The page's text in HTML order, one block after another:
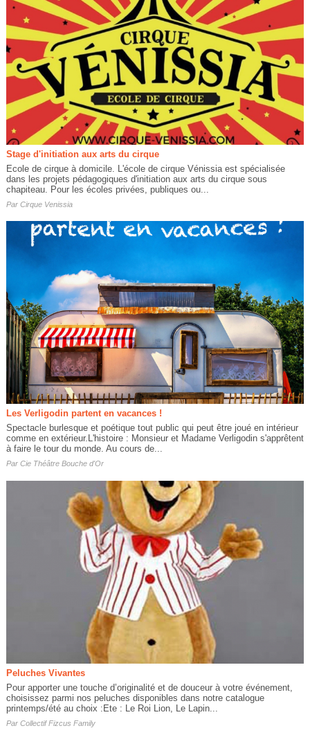
Stage d'initiation aux arts du cirque
Ecole de cirque à domicile. L'école de cirque Vénissia est spécialisée
dans les projets pédagogiques d'initiation aux arts du cirque sous
chapiteau. Pour les écoles privées, publiques ou...
Par Cirque Venissia
Les Verligodin partent en vacances !
Spectacle burlesque et poétique tout public qui peut être joué en intérieur
comme en extérieur.L'histoire : Monsieur et Madame Verligodin s'apprêtent
à faire le tour du monde. Au cours de...
Par Cie Théâtre Bouche d'Or
Peluches Vivantes
Pour apporter une touche d’originalité et de douceur à votre événement,
choisissez parmi nos peluches disponibles dans notre catalogue
printemps/été au choix :Ete : Le Roi Lion, Le Lapin...
Par Collectif Fizcus Family